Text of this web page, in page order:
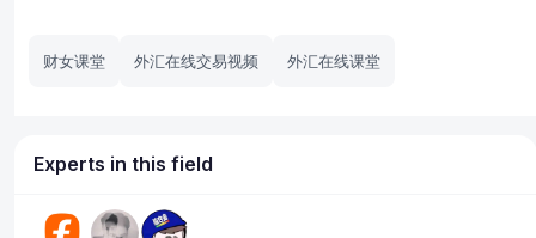
财女课堂 外汇在线交易视频 外汇在线课堂
Experts in this field